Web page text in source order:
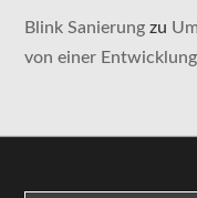
Blink Sanierung zu
von einer